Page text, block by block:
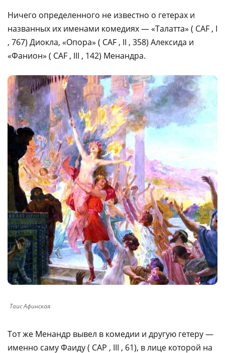
Ничего определенного не известно о гетерах и
названных их именами комедиях — «Талатта» ( CAF , I
, 767) Диокла, «Опора» ( CAF , II , 358) Алексида и
«Фанион» ( CAF , III , 142) Менандра.
Таис Афинская
Тот же Менандр вывел в комедии и другую гетеру —
именно саму Фаиду ( CAP , III , 61), в лице которой на